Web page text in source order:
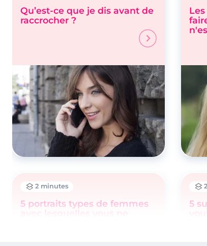
Qu’est-ce que je dis avant de
raccrocher ?
2 minutes
5 portraits types de femmes
avec lesquelles vous ne
5